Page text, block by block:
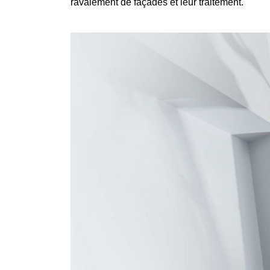
ravalement de façades et leur traitement.